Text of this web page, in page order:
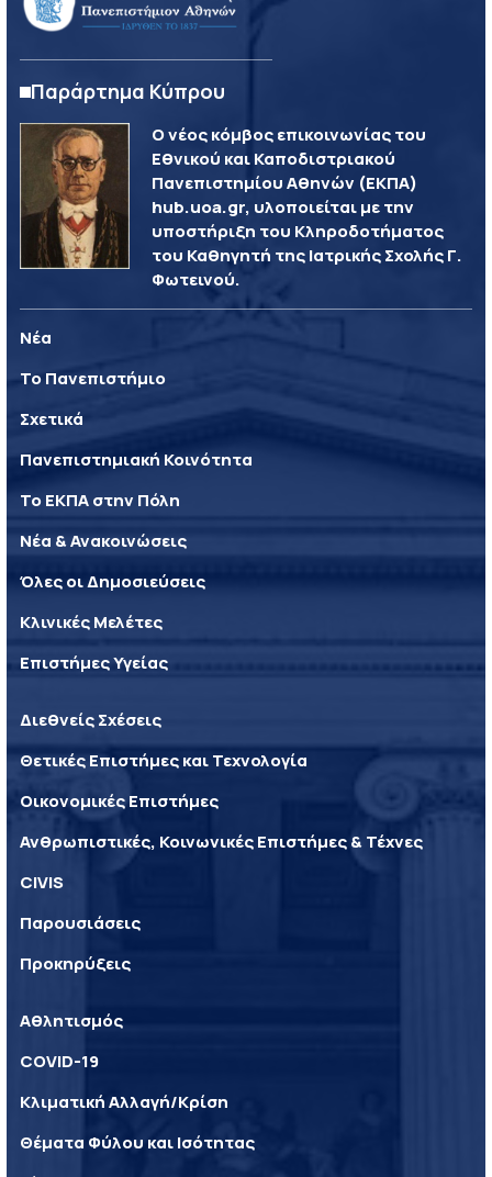
Παράρτημα Κύπρου
Ο νέος κόμβος επικοινωνίας του
Εθνικού και Καποδιστριακού
Πανεπιστημίου Αθηνών (ΕΚΠΑ)
hub.uoa.gr, υλοποιείται με την
υποστήριξη του Κληροδοτήματος
του Καθηγητή της Ιατρικής Σχολής Γ.
Φωτεινού.
Νέα
Το Πανεπιστήμιο
Σχετικά
Πανεπιστημιακή Κοινότητα
Το ΕΚΠΑ στην Πόλη
Νέα & Ανακοινώσεις
Όλες οι Δημοσιεύσεις
Κλινικές Μελέτες
Επιστήμες Υγείας
Διεθνείς Σχέσεις
Θετικές Επιστήμες και Τεχνολογία
Οικονομικές Επιστήμες
Ανθρωπιστικές, Κοινωνικές Επιστήμες & Τέχνες
CIVIS
Παρουσιάσεις
Προκηρύξεις
Αθλητισμός
COVID-19
Κλιματική Αλλαγή/Κρίση
Θέματα Φύλου και Ισότητας